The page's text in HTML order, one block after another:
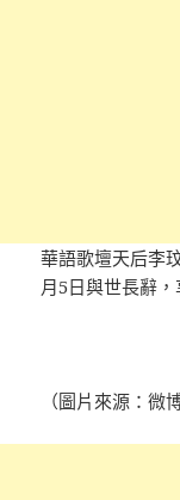
華語歌壇天后李
月5日與世長辭，
（圖片來源：微